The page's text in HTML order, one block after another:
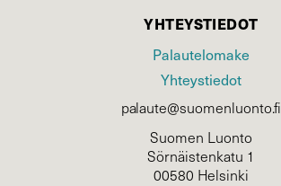
YHTEYSTIEDOT
Palautelomake
Yhteystiedot
palaute@suomenluonto.fi
Suomen Luonto
Sörnäistenkatu 1
00580 Helsinki